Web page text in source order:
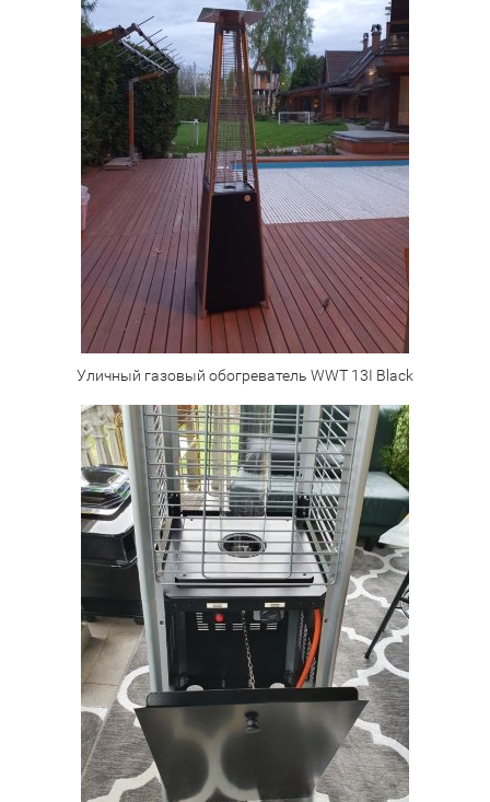
Уличный газовый обогреватель WWT 13I Black